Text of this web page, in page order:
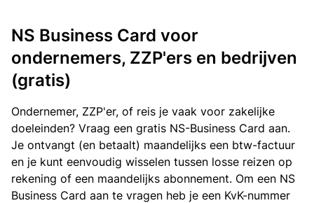
NS Business Card voor
ondernemers, ZZP'ers en bedrijven
(gratis)
Ondernemer, ZZP'er, of reis je vaak voor zakelijke
doeleinden? Vraag een gratis NS-Business Card aan.
Je ontvangt (en betaalt) maandelijks een btw-factuur
en je kunt eenvoudig wisselen tussen losse reizen op
rekening of een maandelijks abonnement. Om een NS
Business Card aan te vragen heb je een KvK-nummer